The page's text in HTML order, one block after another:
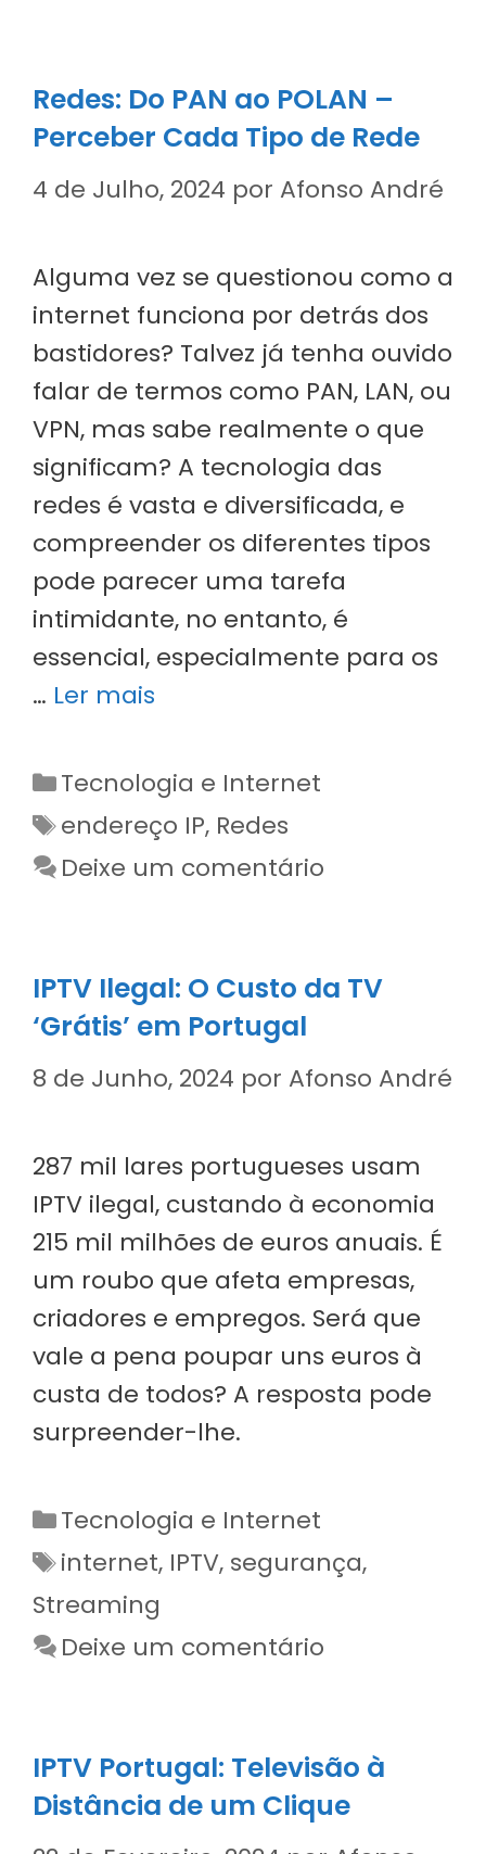
Redes: Do PAN ao POLAN –
Perceber Cada Tipo de Rede
4 de Julho, 2024 por Afonso André
Alguma vez se questionou como a
internet funciona por detrás dos
bastidores? Talvez já tenha ouvido
falar de termos como PAN, LAN, ou
VPN, mas sabe realmente o que
significam? A tecnologia das
redes é vasta e diversificada, e
compreender os diferentes tipos
pode parecer uma tarefa
intimidante, no entanto, é
essencial, especialmente para os
… Ler mais
Categorias
Tecnologia e Internet
Etiquetas
endereço IP, Redes
Deixe um comentário
IPTV Ilegal: O Custo da TV
‘Grátis’ em Portugal
8 de Junho, 2024 por Afonso André
287 mil lares portugueses usam
IPTV ilegal, custando à economia
215 mil milhões de euros anuais. É
um roubo que afeta empresas,
criadores e empregos. Será que
vale a pena poupar uns euros à
custa de todos? A resposta pode
surpreender-lhe.
Categorias
Tecnologia e Internet
Etiquetas
internet, IPTV, segurança,
Streaming
Deixe um comentário
IPTV Portugal: Televisão à
Distância de um Clique